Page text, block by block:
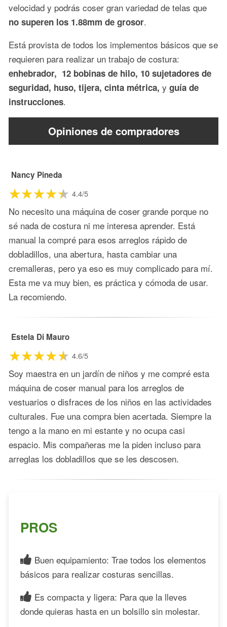
velocidad y podrás coser gran variedad de telas que
no superen los 1.88mm de grosor.
Está provista de todos los implementos básicos que se
requieren para realizar un trabajo de costura:
enhebrador, 12 bobinas de hilo, 10 sujetadores de
seguridad, huso, tijera, cinta métrica, y guía de
instrucciones.
Opiniones de compradores
Nancy Pineda
4.4/5
No necesito una máquina de coser grande porque no
sé nada de costura ni me interesa aprender. Está
manual la compré para esos arreglos rápido de
dobladillos, una abertura, hasta cambiar una
cremalleras, pero ya eso es muy complicado para mí.
Esta me va muy bien, es práctica y cómoda de usar.
La recomiendo.
Estela Di Mauro
4.6/5
Soy maestra en un jardín de niños y me compré esta
máquina de coser manual para los arreglos de
vestuarios o disfraces de los niños en las actividades
culturales. Fue una compra bien acertada. Siempre la
tengo a la mano en mi estante y no ocupa casi
espacio. Mis compañeras me la piden incluso para
arreglas los dobladillos que se les descosen.
PROS
Buen equipamiento: Trae todos los elementos
básicos para realizar costuras sencillas.
Es compacta y ligera: Para que la lleves
donde quieras hasta en un bolsillo sin molestar.